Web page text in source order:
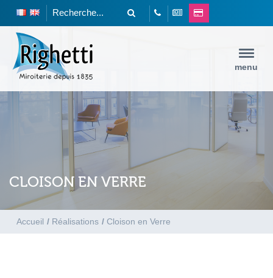
menu
CLOISON EN VERRE
Accueil / Réalisations / Cloison en Verre